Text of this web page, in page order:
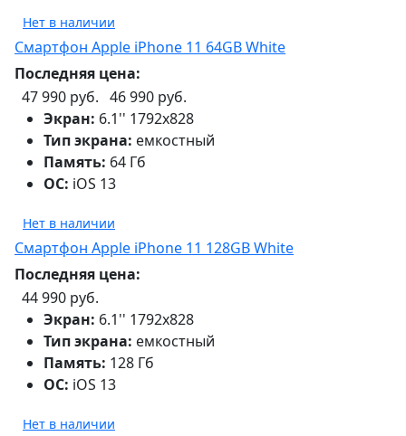
Нет в наличии
Смартфон Apple iPhone 11 64GB White
Последняя цена:
47 990 руб. 46 990 руб.
Экран: 6.1'' 1792x828
Тип экрана: емкостный
Память: 64 Гб
ОС: iOS 13
Нет в наличии
Смартфон Apple iPhone 11 128GB White
Последняя цена:
44 990 руб.
Экран: 6.1'' 1792x828
Тип экрана: емкостный
Память: 128 Гб
ОС: iOS 13
Нет в наличии